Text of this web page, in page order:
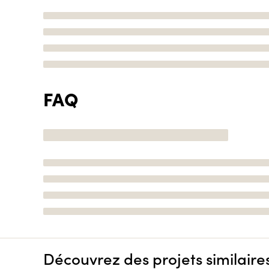
FAQ
Découvrez des projets